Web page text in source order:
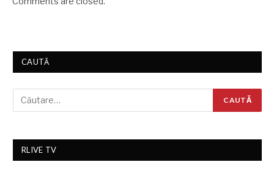
CAUTĂ
RLIVE TV